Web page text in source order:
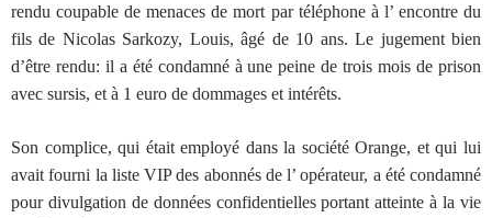
rendu coupable de menaces de mort par téléphone à l’ encontre du
fils de Nicolas Sarkozy, Louis, âgé de 10 ans. Le jugement bien
d’être rendu: il a été condamné à une peine de trois mois de prison
avec sursis, et à 1 euro de dommages et intérêts.
Son complice, qui était employé dans la société Orange, et qui lui
avait fourni la liste VIP des abonnés de l’ opérateur, a été condamné
pour divulgation de données confidentielles portant atteinte à la vie